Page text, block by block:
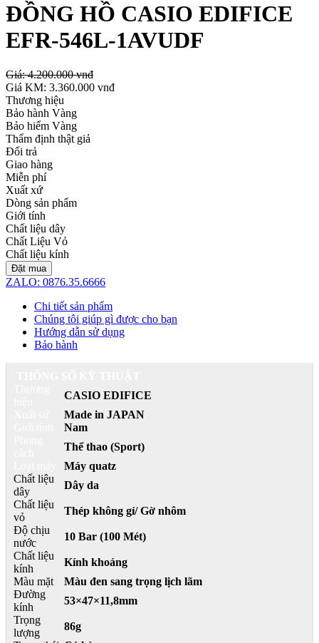
ĐỒNG HỒ CASIO EDIFICE
EFR-546L-1AVUDF
Giá:4.200.000 vnđ
Giá KM: 3.360.000 vnđ
Thương hiệu
Bảo hành Vàng
Bảo hiểm Vàng
Thẩm định thật giả
Đổi trả
Giao hàng
Miễn phí
Xuất xứ
Dòng sản phẩm
Giới tính
Chất liệu dây
Chất Liệu Vỏ
Chất liệu kính
Đặt mua
ZALO: 0876.35.6666
Chi tiết sản phẩm
Chúng tôi giúp gì được cho bạn
Hướng dẫn sử dụng
Bảo hành
CASIO EDIFICE
Made in JAPAN
Nam
Thể thao (Sport)
Máy quatz
Chất liệu
dây
Dây da
Chất liệu
vỏ
Thép không gỉ/ Gờ nhôm
Độ chịu
nước
10 Bar (100 Mét)
Chất liệu
kính
Kính khoáng
Màu mặt
Màu đen sang trọng lịch lãm
Đường
kính
53×47×11,8mm
Trọng
lượng
86g